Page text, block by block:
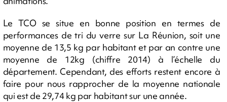
Le TCO se situe en bonne position en termes de
performances de tri du verre sur La Réunion, soit une
moyenne de 13,5 kg par habitant et par an contre une
moyenne de 12kg (chiffre 2014) à l’échelle du
département. Cependant, des efforts restent encore à
faire pour nous rapprocher de la moyenne nationale
qui est de 29,74 kg par habitant sur une année.